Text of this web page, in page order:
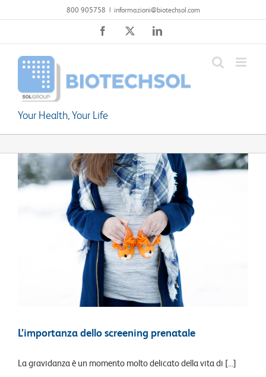
al
800 905758 | informazioni@biotechsol.com
Facebook LinkedIn
Your Health, Your Life
L’importanza dello screening prenatale
La gravidanza è un momento molto delicato della vita di [...]